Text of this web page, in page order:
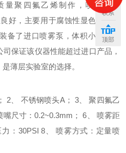
量聚四氟乙烯制作，喷口只有
好，主要用于腐蚀性显色剂如浓
备了进口喷雾泵，体积小、噪音
保证该仪器性能超过进口产品，
薄层实验室的选择。
2、 不锈钢喷头A； 3、 聚四氟乙
嘴尺寸：0.2~0.3mm；6、 喷雾距
力：30PSI8、 喷雾方式：定量喷
联系
顶部